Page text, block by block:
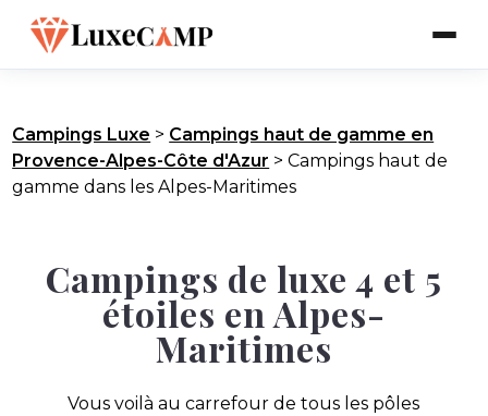
Campings Luxe > Campings haut de gamme en
Provence-Alpes-Côte d'Azur >Campings haut de
gamme dans les Alpes-Maritimes
Campings de luxe 4 et 5
étoiles en Alpes-
Maritimes
Vous voilà au carrefour de tous les pôles